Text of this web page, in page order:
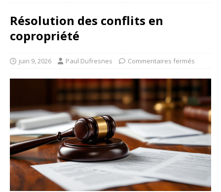
Résolution des conflits en
copropriété
juin 9, 2026 Paul Dufresnes Commentaires fermés